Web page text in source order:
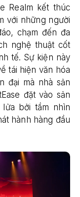
Realm kết thúc
với những người
chạm đến đa
nghệ thuật cốt
tế. Sự kiện này
tái hiện văn hóa
đại mà nhà sản
đặt vào sản
bởi tầm nhìn
hành hàng đầu